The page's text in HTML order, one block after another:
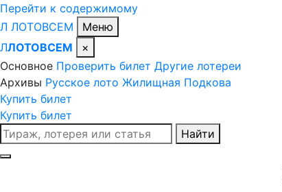
Перейти к содержимому
Л ЛОТОВСЕМ
Меню
ЛЛОТОВСЕМ
×
Основное Проверить билет Другие лотереи
Архивы Русское лото Жилищная Подкова
Купить билет
Купить билет
Поиск
по
Найти